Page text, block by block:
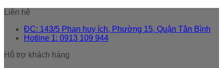
Liên hệ
ĐC: 143/5 Phan huy ích, Phường 15, Quận Tân Bình
Hotline 1: 0913 109 944
Hỗ trợ khách hàng